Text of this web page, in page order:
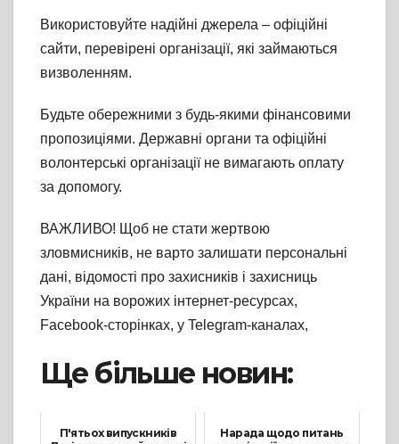
Використовуйте надійні джерела – офіційні
сайти, перевірені організації, які займаються
визволенням.
Будьте обережними з будь-якими фінансовими
пропозиціями. Державні органи та офіційні
волонтерські організації не вимагають оплату
за допомогу.
ВАЖЛИВО! Щоб не стати жертвою
зловмисників, не варто залишати персональні
дані, відомості про захисників і захисниць
України на ворожих інтернет-ресурсах,
Facebook-сторінках, у Telegram-каналах,
Ще більше новин:
П'ятьох випускників
Нарада щодо питань